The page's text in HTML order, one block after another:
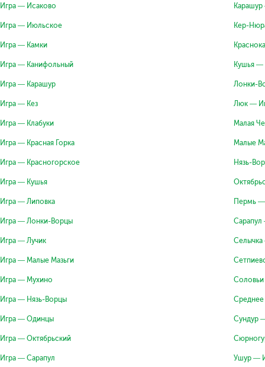
Игра — Исаково
Игра — Июльское
Игра — Камки
Игра — Канифольный
Игра — Карашур
Игра — Кез
Игра — Клабуки
Игра — Красная Горка
Игра — Красногорское
Игра — Кушья
Игра — Липовка
Игра — Лонки-Ворцы
Игра — Лучик
Игра — Малые Мазьги
Игра — Мухино
Игра — Нязь-Ворцы
Игра — Одинцы
Игра — Октябрьский
Игра — Сарапул
Кер-
Кушья —
Лонки-
Люк —
Малая
Малые
Нязь-
Пермь
Сундур
Ушур —